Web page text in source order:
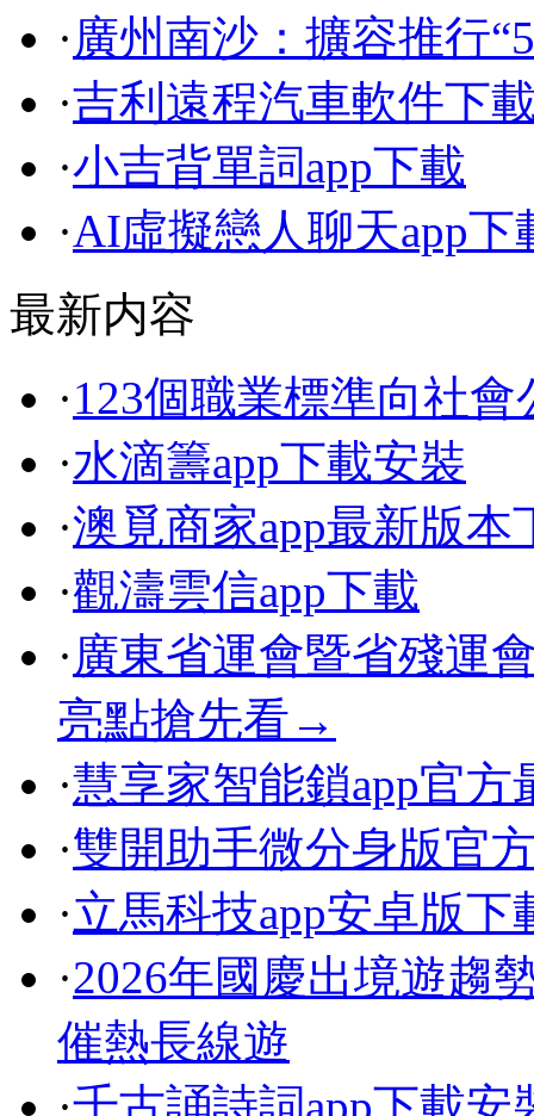
·廣州南沙：擴容推行
·吉利遠程汽車軟件下
·小吉背單詞app下載
·AI虛擬戀人聊天app下
最新内容
·123個職業標準向社
·水滴籌app下載安裝
·澳覓商家app最新版本
·觀濤雲信app下載
·廣東省運會暨省殘運
亮點搶先看→
·慧享家智能鎖app官方
·雙開助手微分身版官
·立馬科技app安卓版下
·2026年國慶出境遊趨
催熱長線遊
·千古誦詩詞app下載安